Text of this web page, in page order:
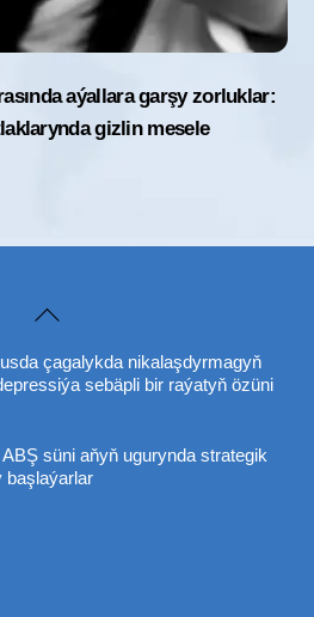
aýallara garşy zorluklar:
gizlin mesele
Back
Top
çagalykda nikalaşdyrmagyň
sebäpli bir raýatyň özüni
süni aňyň ugurynda strategik
başlaýarlar